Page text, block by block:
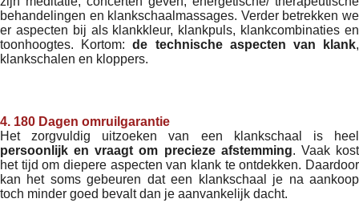
behandelingen en klankschaalmassages. Verder betrekken we
er aspecten bij als klankkleur, klankpuls, klankcombinaties en
toonhoogtes. Kortom:de technische aspecten van klank,
klankschalen en kloppers.
4. 180 Dagen omruilgarantie
Het zorgvuldig uitzoeken van een klankschaal is heel
persoonlijk en vraagt om precieze afstemming. Vaak kost
het tijd om diepere aspecten van klank te ontdekken. Daardoor
kan het soms gebeuren dat een klankschaal je na aankoop
toch minder goed bevalt dan je aanvankelijk dacht.